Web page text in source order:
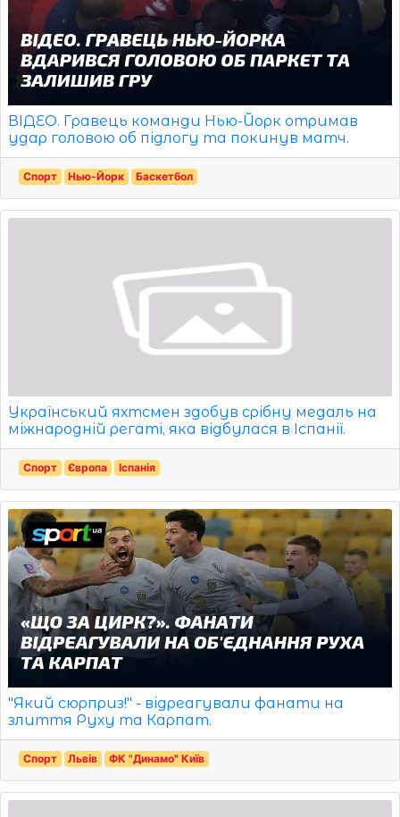
ВІДЕО. Гравець команди Нью-Йорк отримав
удар головою об підлогу та покинув матч.
Спорт Нью-Йорк Баскетбол
Український яхтсмен здобув срібну медаль на
міжнародній регаті, яка відбулася в Іспанії.
Спорт Європа Іспанія
"Який сюрприз!" - відреагували фанати на
злиття Руху та Карпат.
Спорт Львів ФК "Динамо" Київ